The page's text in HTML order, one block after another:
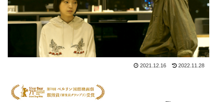
2021.12.16 2022.11.28